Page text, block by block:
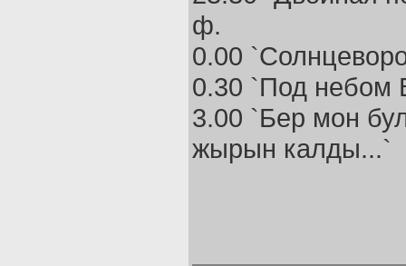
ф.
0.00
0.30 `Под небом
3.00 `Бер мон
жырын калды...`